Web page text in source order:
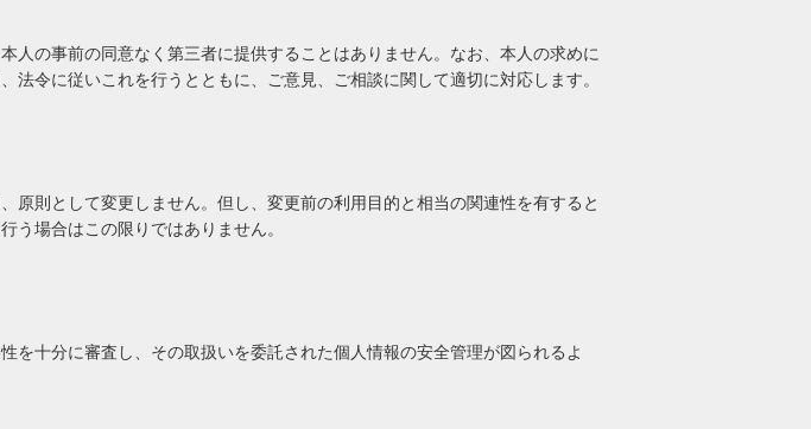
人の事前の同意なく第三者に提供することはありません。なお、本人の求めに
令に従いこれを行うとともに、ご意見、ご相談に関して適切に対応します。
則として変更しません。但し、変更前の利用目的と相当の関連性を有すると
う場合はこの限りではありません。
十分に審査し、その取扱いを委託された個人情報の安全管理が図られるよ